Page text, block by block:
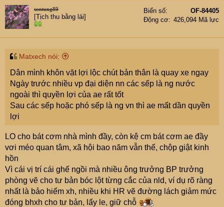
t
i
o
n
s
sontung89
[Tịch thu bằng lái]
Biển số
OF-84405
Động cơ
426,094 Mã lực
Matxech nói:
Dân mình khôn vặt lợi lộc chút bản thân là quay xe ngay
Ngày trước nhiều vp đại diện nn các sếp là ng nước
ngoài thì quyền lợi của ae rất tốt
Sau các sếp hoặc phó sếp là ng vn thì ae mất dần quyền
lợi
LO cho bát cơm nhà mình đầy, còn kệ cm bát cơm ae đầy
vơi méo quan tâm, xã hội bao năm vẫn thế, chộp giật kinh
hồn
Vì cái vị trí cái ghế ngồi mà nhiều ông trưởng BP trưởng
phòng vẽ cho tư bản bóc lột từng cắc của nld, ví dụ rõ ràng
nhất là bảo hiểm xh, nhiều khi HR vẽ đường lách giảm mức
đóng bhxh cho tư bản, lấy le, giữ chỗ